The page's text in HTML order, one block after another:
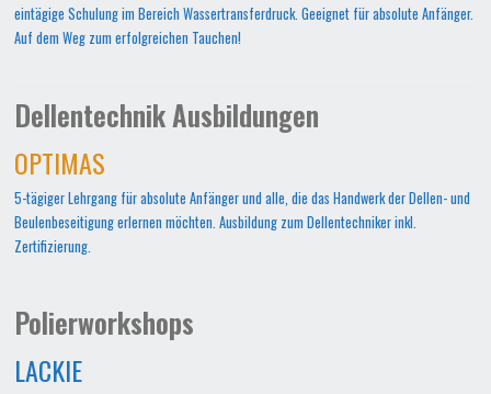
eintägige Schulung im Bereich Wassertransferdruck. Geeignet für absolute Anfänger.
Auf dem Weg zum erfolgreichen Tauchen!
Dellentechnik Ausbildungen
OPTIMAS
5-tägiger Lehrgang für absolute Anfänger und alle, die das Handwerk der Dellen- und
Beulenbeseitigung erlernen möchten. Ausbildung zum Dellentechniker inkl.
Zertifizierung.
Polierworkshops
LACKIE